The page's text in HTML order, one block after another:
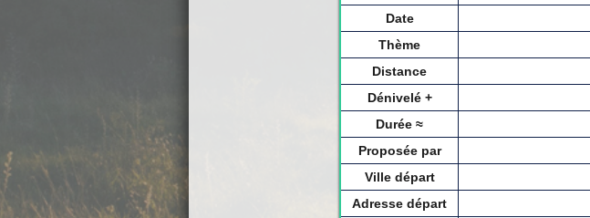
Date
Thème
Distance
Dénivelé +
Durée ≈
Proposée par
Ville départ
Adresse départ